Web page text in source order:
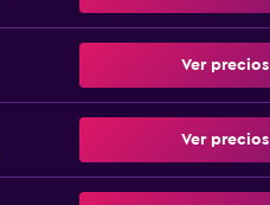
Ver precios
Ver precios